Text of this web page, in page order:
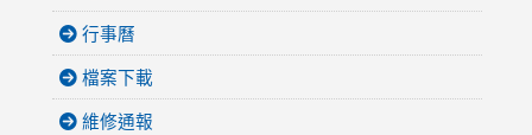
行事曆
檔案下載
維修通報